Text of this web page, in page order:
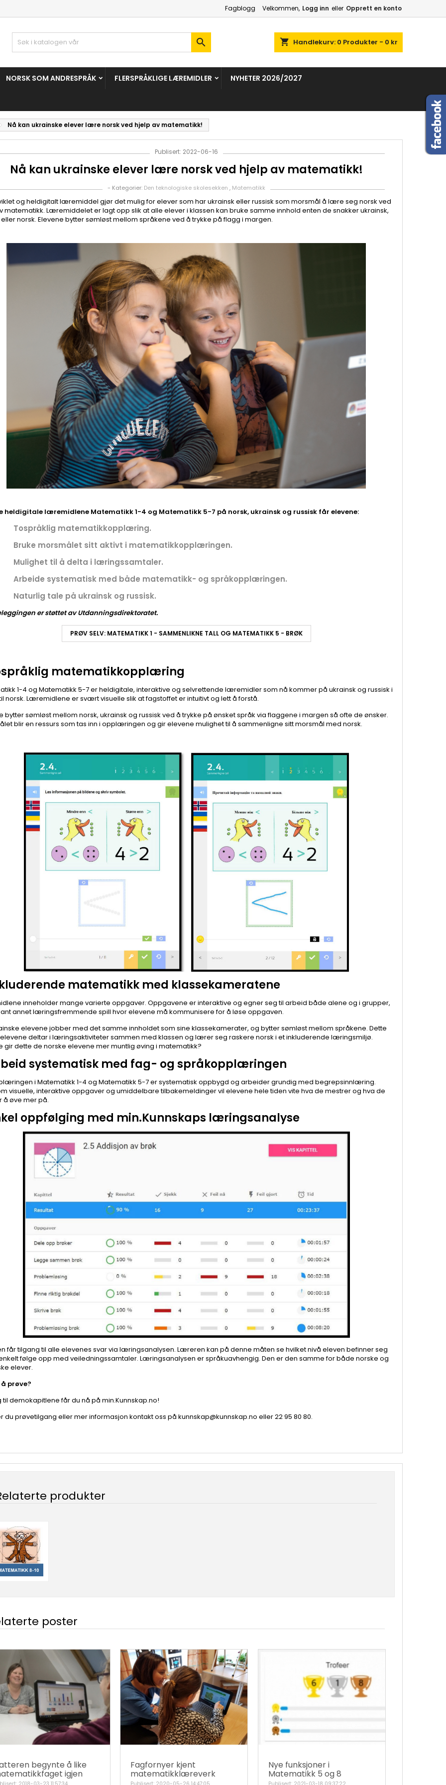
Velkommen, Logg inn eller Opprett en konto
Fagblogg
shopping_cart Handlekurv: 0 Produkter - 0 kr

NORSK SOM ANDRESPRÅK FLERSPRÅKLIGE LÆREMIDLER NYHETER 2026/2027
Nå kan ukrainske elever lære norsk ved hjelp av matematikk!
Publisert: 2022-06-16
Nå kan ukrainske elever lære norsk ved hjelp av matematikk!
- Kategorier: Den teknologiske skolesekken , Matematikk
og heldigitalt læremiddel gjør det mulig for elever som har ukrainsk eller russisk som morsmål å lære seg norsk ved
matematikk. Læremiddelet er lagt opp slik at alle elever i klassen kan bruke samme innhold enten de snakker ukrainsk,
eller norsk. Elevene bytter sømløst mellom språkene ved å trykke på flagg i margen.
heldigitale læremidlene Matematikk 1-4 og Matematikk 5-7 på norsk, ukrainsk og russisk får elevene:
matematikkopplæring.
morsmålet sitt aktivt i matematikkopplæringen.
til å delta i læringssamtaler.
systematisk med både matematikk- og språkopplæringen.
tale på ukrainsk og russisk.
er støttet av Utdanningsdirektoratet.
PRØV SELV: MATEMATIKK 1 - SAMMENLIKNE TALL OG MATEMATIKK 5 - BRØK
matematikkopplæring
1-4 og Matematikk 5-7 er heldigitale, interaktive og selvrettende læremidler som nå kommer på ukrainsk og russisk i
norsk. Læremidlene er svært visuelle slik at fagstoffet er intuitivt og lett å forstå.
bytter sømløst mellom norsk, ukrainsk og russisk ved å trykke på ønsket språk via flaggene i margen så ofte de ønsker.
blir en ressurs som tas inn i opplæringen og gir elevene mulighet til å sammenligne sitt morsmål med norsk.
matematikk med klassekameratene
inneholder mange varierte oppgaver. Oppgavene er interaktive og egner seg til arbeid både alene og i grupper,
annet læringsfremmende spill hvor elevene må kommunisere for å løse oppgaven.
elevene jobber med det samme innholdet som sine klassekamerater, og bytter sømløst mellom språkene. Dette
deltar i læringsaktiviteter sammen med klassen og lærer seg raskere norsk i et inkluderende læringsmiljø.
gir dette de norske elevene mer muntlig øving i matematikk?
systematisk med fag- og språkopplæringen
i Matematikk 1-4 og Matematikk 5-7 er systematisk oppbygd og arbeider grundig med begrepsinnlæring.
visuelle, interaktive oppgaver og umiddelbare tilbakemeldinger vil elevene hele tiden vite hva de mestrer og hva de
å øve mer på.
oppfølging med min.Kunnskaps læringsanalyse
får tilgang til alle elevenes svar via læringsanalysen. Læreren kan på denne måten se hvilket nivå eleven befinner seg
følge opp med veiledningssamtaler. Læringsanalysen er språkuavhengig. Den er den samme for både norske og
elever.
prøve?
til demokapitlene får du nå på min.Kunnskap.no!
du prøvetilgang eller mer informasjon kontakt oss på kunnskap@kunnskap.no eller 22 95 80 80.
produkter
poster
begynte å like
igjen
Fagfornyer kjent
matematikklæreverk
Nye funksjoner i
Matematikk 5 og 8